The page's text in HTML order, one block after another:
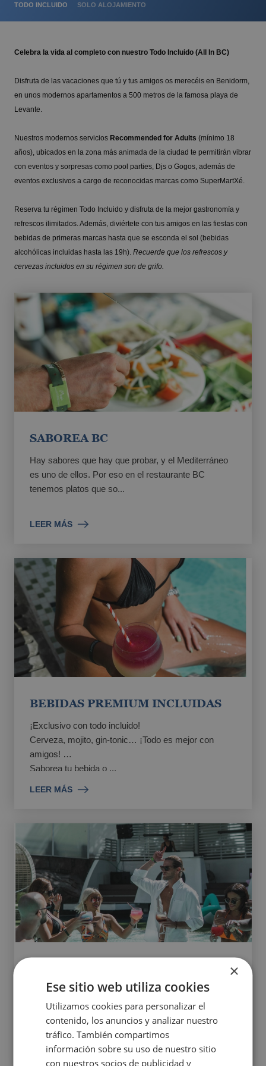
TODO INCLUIDO SOLO ALOJAMIENTO
Celebra la vida al completo con nuestro Todo Incluido (All In BC)
Disfruta de las vacaciones que tú y tus amigos os merecéis en Benidorm,
en unos modernos apartamentos a 500 metros de la famosa playa de
Levante.
Nuestros modernos servicios Recommended for Adults (mínimo 18
años), ubicados en la zona más animada de la ciudad te permitirán vibrar
con eventos y sorpresas como pool parties, Djs o Gogos, además de
eventos exclusivos a cargo de reconocidas marcas como SuperMartXé.
Reserva tu régimen Todo Incluido y disfruta de la mejor gastronomía y
refrescos ilimitados. Además, diviértete con tus amigos en las fiestas con
bebidas de primeras marcas hasta que se esconda el sol (bebidas
alcohólicas incluidas hasta las 19h). Recuerde que los refrescos y
cervezas incluidos en su régimen son de grifo.
SABOREA BC
Hay sabores que hay que probar, y el Mediterráneo
es uno de ellos. Por eso en el restaurante BC
tenemos platos que so...
LEER MÁS
BEBIDAS PREMIUM INCLUIDAS
¡Exclusivo con todo incluido!
Cerveza, mojito, gin-tonic… ¡Todo es mejor con
amigos!
Saborea tu bebida o ...
LEER MÁS
Con tu régimen ALL IN BC podrás disfrutar de
acceso gratuito a las mejores pool parties con
música en directo y los m...
LEER MÁS
×
Ese sitio web utiliza cookies
Utilizamos cookies para personalizar el
contenido, los anuncios y analizar nuestro
tráfico. También compartimos
información sobre su uso de nuestro sitio
con nuestros socios de publicidad y